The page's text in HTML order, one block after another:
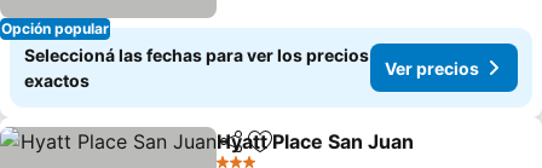
Opción popular
Seleccioná las fechas para ver los precios
exactos
Ver precios
CompartirAñadir a favoritos
Hyatt Place San Juan